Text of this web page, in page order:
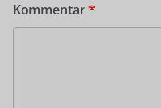
Kommentar*